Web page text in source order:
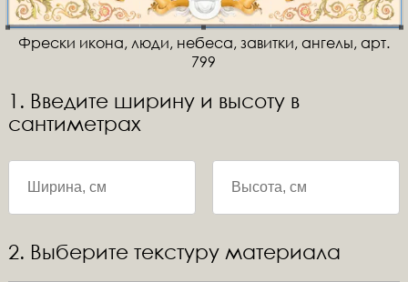
Фрески икона, люди, небеса, завитки, ангелы, арт.
799
1. Введите ширину и высоту в
сантиметрах
2. Выберите текстуру материала